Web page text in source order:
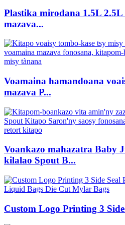
Plastika mirodana 1.5L
mazava...
Voamaina hamandoana
mazava P...
Voankazo mahazatra Baby
kilalao Spout B...
Custom Logo Printing 3